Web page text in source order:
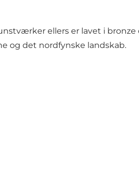
ellers er lavet i bronze
og det nordfynske landskab.